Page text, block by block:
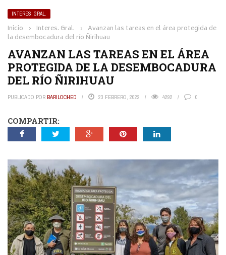
INTERES. GRAL.
Inicio › Interes. Gral. › Avanzan las tareas en el área protegida de
la desembocadura del río Ñirihuau
AVANZAN LAS TAREAS EN EL ÁREA
PROTEGIDA DE LA DESEMBOCADURA
DEL RÍO ÑIRIHUAU
PUBLICADO POR BARILOCHED 23 FEBRERO, 2022 4292 0
COMPARTIR: